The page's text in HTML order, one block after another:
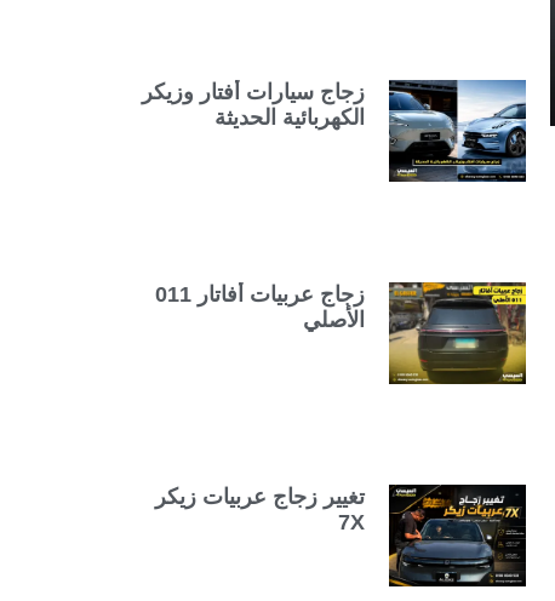
زجاج سيارات أفتار وزيكر
الكهربائية الحديثة
زجاج عربيات أفاتار 011
الأصلي
تغيير زجاج عربيات زيكر
7X